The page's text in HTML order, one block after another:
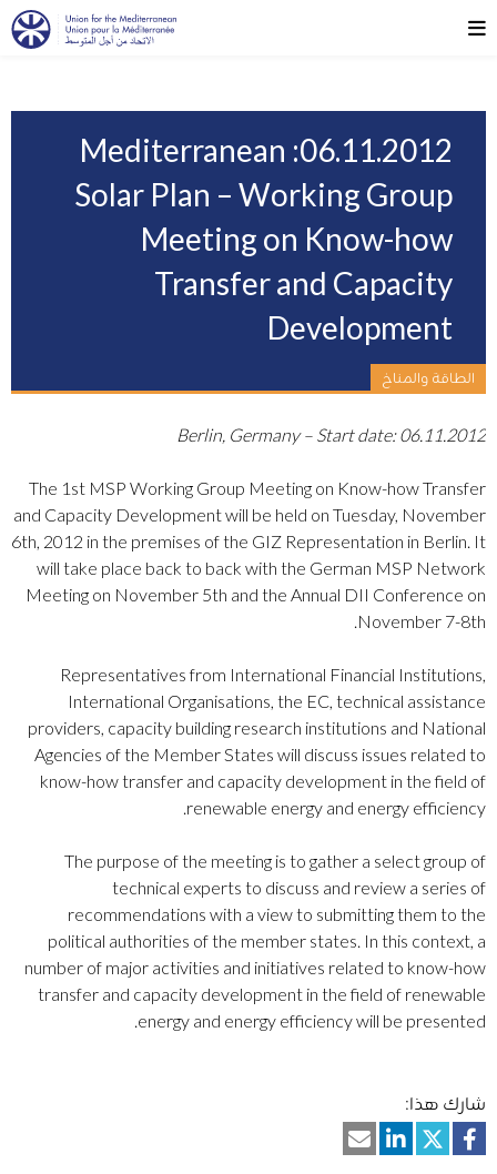
06.11.2012: Mediterranean
Solar Plan – Working Group
Meeting on Know-how
Transfer and Capacity
Development
الطاقة والمناخ
Berlin, Germany – Start date: 06.11.2012
The 1st MSP Working Group Meeting on Know-how Transfer
and Capacity Development will be held on Tuesday, November
6th, 2012 in the premises of the GIZ Representation in Berlin. It
will take place back to back with the German MSP Network
Meeting on November 5th and the Annual DII Conference on
November 7-8th.
Representatives from International Financial Institutions,
International Organisations, the EC, technical assistance
providers, capacity building research institutions and National
Agencies of the Member States will discuss issues related to
know-how transfer and capacity development in the field of
renewable energy and energy efficiency.
The purpose of the meeting is to gather a select group of
technical experts to discuss and review a series of
recommendations with a view to submitting them to the
political authorities of the member states. In this context, a
number of major activities and initiatives related to know-how
transfer and capacity development in the field of renewable
energy and energy efficiency will be presented.
شارك هذا: